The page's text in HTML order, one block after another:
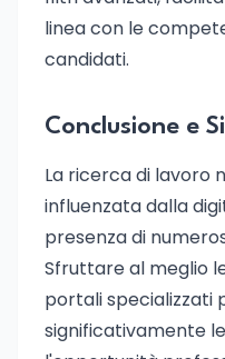
linea con le
candidati.
Conclusione e
La ricerca di lavoro
influenzata dalla
presenza di
Sfruttare al meglio
portali specializzati
significativamente